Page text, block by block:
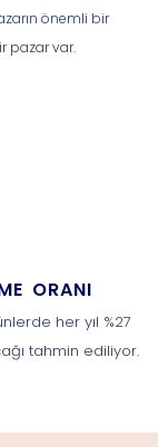
önemli bir
pazar var.
ORANI
her yıl %27
tahmin ediliyor.